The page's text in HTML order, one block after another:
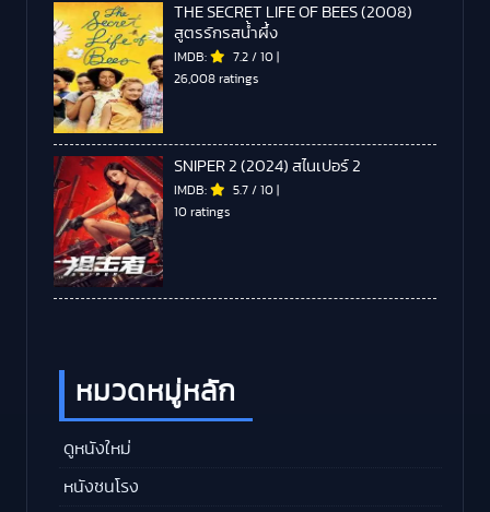
THE SECRET LIFE OF BEES (2008)
สูตรรักรสน้ำผึ้ง
IMDB: 7.2 / 10 |
26,008 ratings
SNIPER 2 (2024) สไนเปอร์ 2
IMDB: 5.7 / 10 |
10 ratings
หมวดหมู่หลัก
ดูหนังใหม่
หนังชนโรง